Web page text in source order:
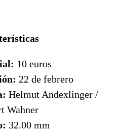
10 euros
22 de febrero
Helmut Andexlinger /
Wahner
32.00 mm